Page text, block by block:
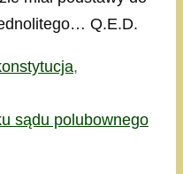
Q.E.D.
,
sądu polubownego